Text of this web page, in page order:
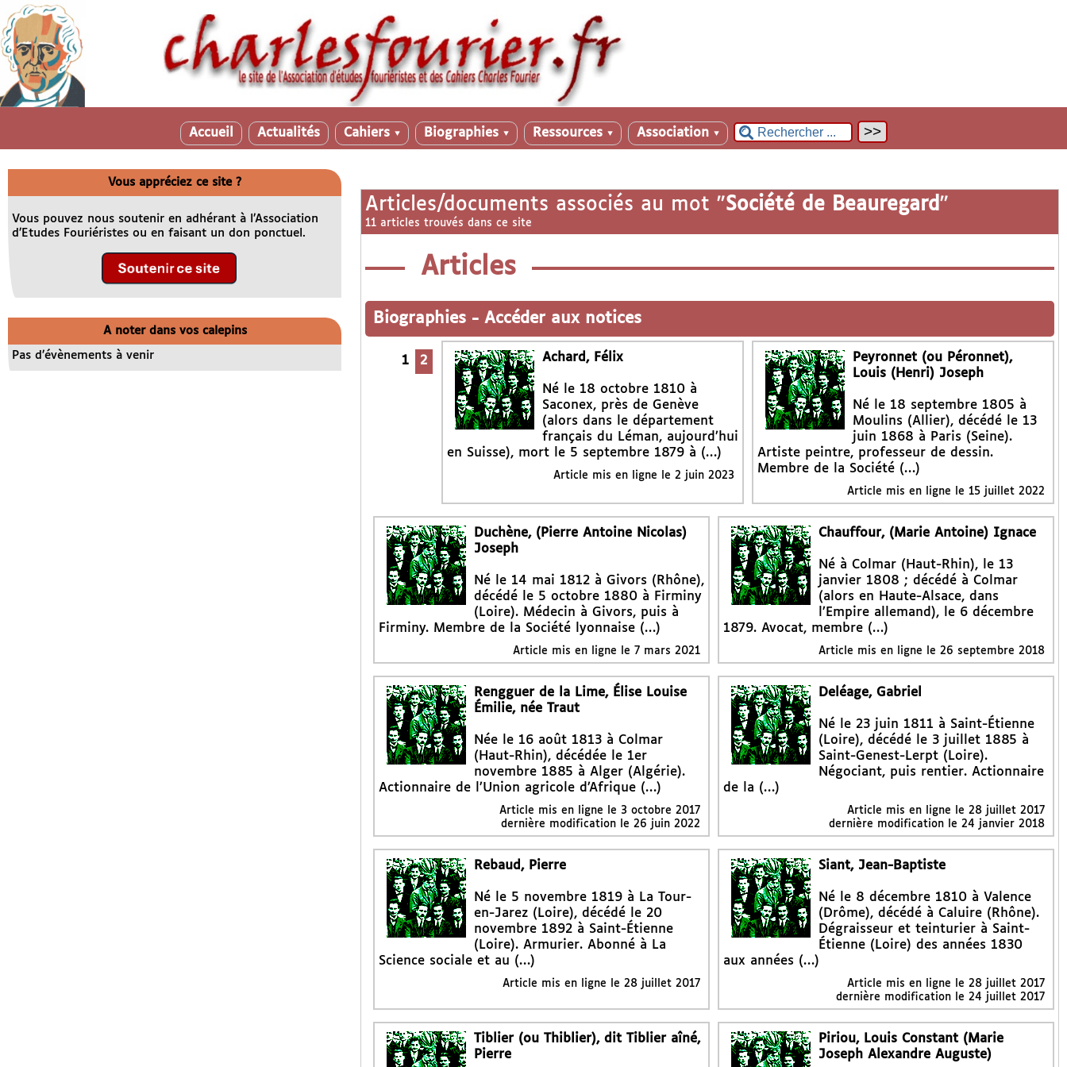
Accueil Actualités Cahiers ▼ Biographies ▼ Ressources ▼ Association ▼
Articles/documents associés au mot "Société de Beauregard "
11 articles trouvés dans ce site
Articles
Biographies - Accéder aux notices
1 2 Achard, Félix
Né le 18 octobre 1810 à
Saconex, près de Genève
(alors dans le département
français du Léman, aujourd’hui
en Suisse), mort le 5 septembre 1879 à (…)
Article mis en ligne le 2 juin 2023
Peyronnet (ou Péronnet),
Louis (Henri) Joseph
Né le 18 septembre 1805 à
Moulins (Allier), décédé le 13
juin 1868 à Paris (Seine).
Artiste peintre, professeur de dessin.
Membre de la Société (…)
Article mis en ligne le15 juillet 2022
Duchène, (Pierre Antoine Nicolas)
Joseph
Né le 14 mai 1812 à Givors (Rhône),
décédé le 5 octobre 1880 à Firminy
(Loire). Médecin à Givors, puis à
Firminy. Membre de la Société lyonnaise (…)
Article mis en ligne le 7 mars 2021
Chauffour, (Marie Antoine) Ignace
Né à Colmar (Haut-Rhin), le 13
janvier 1808 ; décédé à Colmar
(alors en Haute-Alsace, dans
l’Empire allemand), le 6 décembre
1879. Avocat, membre (…)
Article mis en ligne le26 septembre 2018
Rengguer de la Lime, Élise Louise
Émilie, née Traut
Née le 16 août 1813 à Colmar
(Haut-Rhin), décédée le 1er
novembre 1885 à Alger (Algérie).
Actionnaire de l’Union agricole d’Afrique (…)
Article mis en ligne le 3 octobre 2017
dernière modification le 26 juin 2022
Deléage, Gabriel
Né le 23 juin 1811 à Saint-Étienne
(Loire), décédé le 3 juillet 1885 à
Saint-Genest-Lerpt (Loire).
Négociant, puis rentier. Actionnaire
de la (…)
Article mis en ligne le28 juillet 2017
dernière modification le 24 janvier 2018
Rebaud, Pierre
Né le 5 novembre 1819 à La Tour-
en-Jarez (Loire), décédé le 20
novembre 1892 à Saint-Étienne
(Loire). Armurier. Abonné à La
Science sociale et au (…)
Article mis en ligne le 28 juillet 2017
Siant, Jean-Baptiste
Né le 8 décembre 1810 à Valence
(Drôme), décédé à Caluire (Rhône).
Dégraisseur et teinturier à Saint-
Étienne (Loire) des années 1830
aux années (…)
Article mis en ligne le28 juillet 2017
dernière modification le 24 juillet 2017
Tiblier (ou Thiblier), dit Tiblier aîné,
Pierre
Piriou, Louis Constant (Marie
Joseph Alexandre Auguste)
Vous appréciez ce site ?
Vous pouvez nous soutenir en adhérant à l’Association
d’Etudes Fouriéristes ou en faisant un don ponctuel.
A noter dans vos calepins
Pas d’évènements à venir